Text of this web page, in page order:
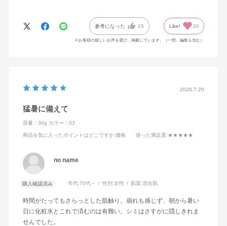
程度で化粧直しはしなくても1日過ごせました！肌タイプは敏感肌
で皮脂は少ない方なのでテカリに関しては元々あまり感じないの
でそこの部分はわからないです。またマスク荒れで口周りに赤い
参考になった 25 Like! 20
※お客様の嬉しいお声を選び、掲載しています。（一部、編集も含む）
2026.7.20
猛暑に備えて
容量：30g カラー：03
商品を気に入ったポイントはどこですか:価格 使った満足度:★★★★★
no name
購入確認済み 年代:70代～ 性別:女性 肌質:混合肌
時間がたってもさらっとした肌触り。崩れも感じず、朝から暑い
日に化粧水とこれで済むのは有難い。シミはさすがに隠しきれま
せんでした。